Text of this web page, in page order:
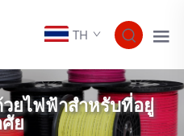
TH
ยไฟฟ้าสำหรับที่อยู่
ย